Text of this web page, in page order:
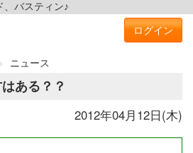
、バスティン♪
ログイン
ニュース
ある？？
2012年04月12日(木)